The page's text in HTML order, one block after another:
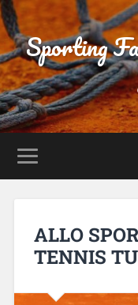
Sporting
ALLO
TENNIS